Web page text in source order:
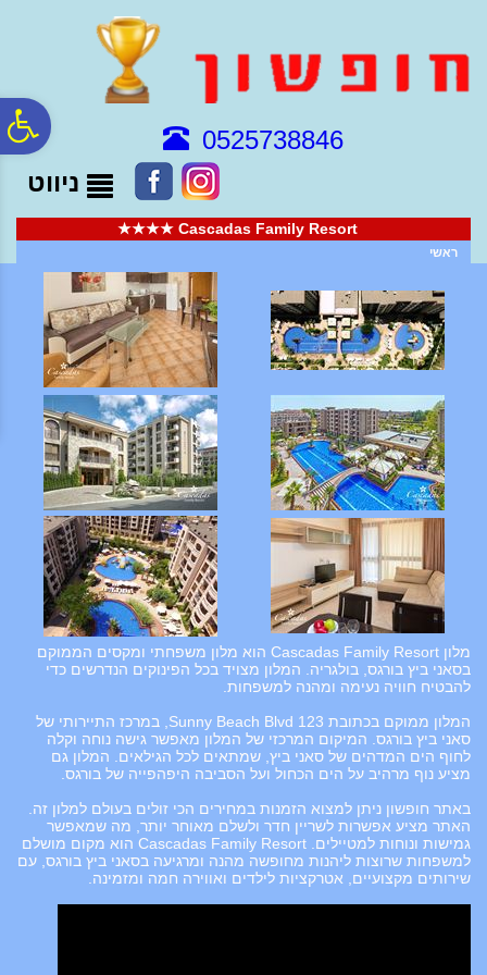
נגישות
0525738846
ניווט
Cascadas Family Resort ★★★★
ראשי
מלון Cascadas Family Resort הוא מלון משפחתי ומקסים הממוקם
בסאני ביץ בורגס, בולגריה. המלון מצויד בכל הפינוקים הנדרשים כדי
להבטיח חוויה נעימה ומהנה למשפחות.
המלון ממוקם בכתובת 123 Sunny Beach Blvd, במרכז התיירותי של
סאני ביץ בורגס. המיקום המרכזי של המלון מאפשר גישה נוחה וקלה
לחוף הים המדהים של סאני ביץ, שמתאים לכל הגילאים. המלון גם
מציע נוף מרהיב על הים הכחול ועל הסביבה היפהפייה של בורגס.
באתר חופשון ניתן למצוא הזמנות במחירים הכי זולים בעולם למלון זה.
האתר מציע אפשרות לשריין חדר ולשלם מאוחר יותר, מה שמאפשר
גמישות ונוחות למטיילים. Cascadas Family Resort הוא מקום מושלם
למשפחות שרוצות ליהנות מחופשה מהנה ומרגיעה בסאני ביץ בורגס, עם
שירותים מקצועיים, אטרקציות לילדים ואווירה חמה ומזמינה.